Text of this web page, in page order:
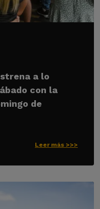
a lo
con la
de
Leer más >>>